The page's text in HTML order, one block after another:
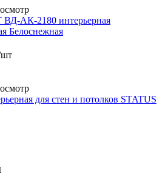
ВД-АК-2180 интерьерная
Белоснежная
для стен и потолков STATUS